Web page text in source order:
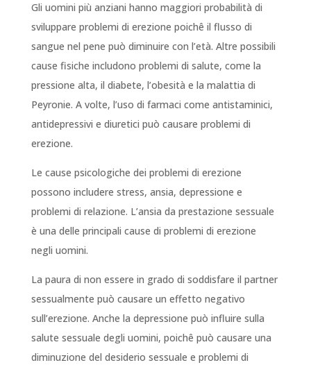
Gli uomini più anziani hanno maggiori probabilità di
sviluppare problemi di erezione poichê il flusso di
sangue nel pene può diminuire con l’età. Altre possibili
cause fisiche includono problemi di salute, come la
pressione alta, il diabete, l’obesità e la malattia di
Peyronie. A volte, l’uso di farmaci come antistaminici,
antidepressivi e diuretici può causare problemi di
erezione.
Le cause psicologiche dei problemi di erezione
possono includere stress, ansia, depressione e
problemi di relazione. L’ansia da prestazione sessuale
è una delle principali cause di problemi di erezione
negli uomini.
La paura di non essere in grado di soddisfare il partner
sessualmente può causare un effetto negativo
sull’erezione. Anche la depressione può influire sulla
salute sessuale degli uomini, poichê può causare una
diminuzione del desiderio sessuale e problemi di